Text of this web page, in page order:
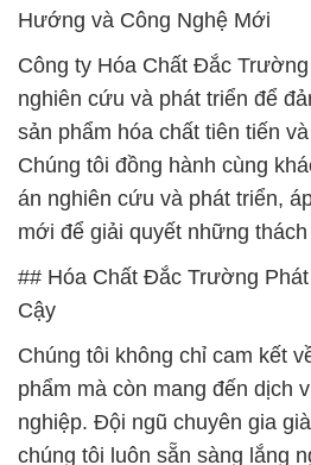
Hướng và Công Nghệ Mới
Công ty Hóa Chất Đắc
nghiên cứu và phát triển để
sản phẩm hóa chất tiên tiến
Chúng tôi đồng hành cùng
án nghiên cứu và phát triển,
mới để giải quyết những
## Hóa Chất Đắc Trường
Cậy
Chúng tôi không chỉ cam kết
phẩm mà còn mang đến dịch
nghiệp. Đội ngũ chuyên gia
chúng tôi luôn sẵn sàng lắng